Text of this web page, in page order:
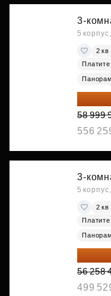
3-
5
2 кв
Платите
35
58 999
556
3-
5
2 кв
Платите
34
56 258
499